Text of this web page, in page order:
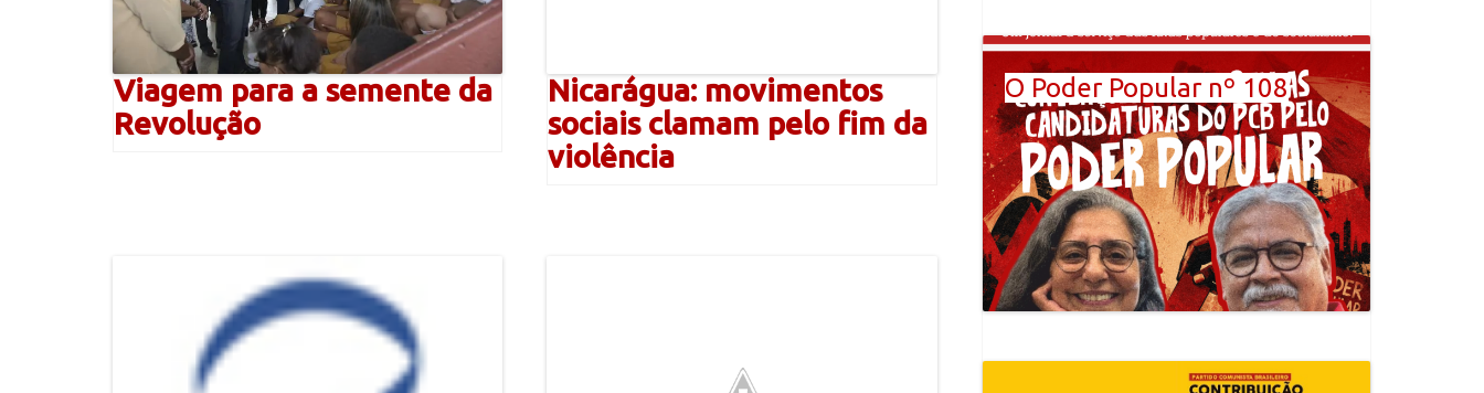
Viagem para a semente da
Revolução
Nicarágua: movimentos
sociais clamam pelo fim da
violência
O Poder Popular nº 108